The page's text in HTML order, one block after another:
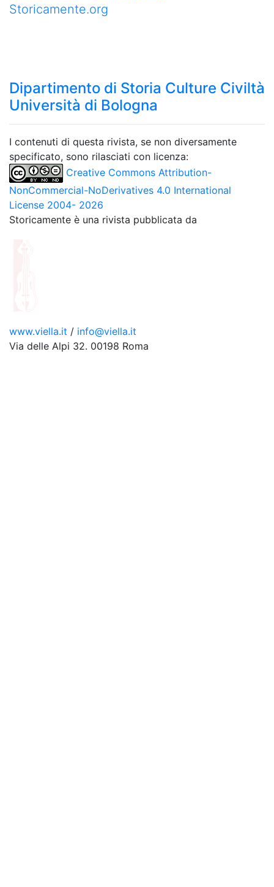
Storicamente.org
Dipartimento di Storia Culture Civiltà
Università di Bologna
I contenuti di questa rivista, se non diversamente
specificato, sono rilasciati con licenza:
Creative Commons Attribution-
NonCommercial-NoDerivatives 4.0 International
License 2004- 2026
Storicamente è una rivista pubblicata da
www.viella.it / info@viella.it
Via delle Alpi 32. 00198 Roma